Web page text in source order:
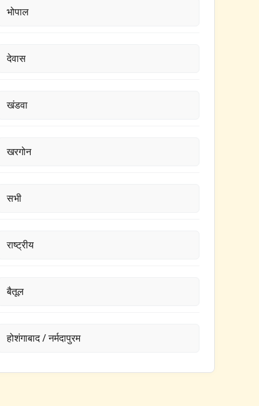
भोपाल
देवास
खंडवा
खरगोन
सभी
राष्ट्रीय
बैतूल
होशंगाबाद / नर्मदापुरम